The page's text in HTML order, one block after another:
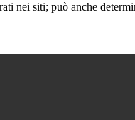
nei siti; può anche